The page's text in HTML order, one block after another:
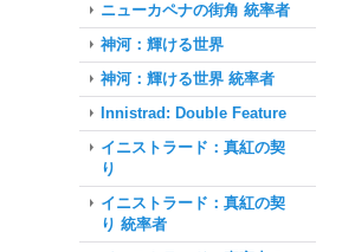
ニューカペナの街角 統率者
神河：輝ける世界
神河：輝ける世界 統率者
Innistrad: Double Feature
イニストラード：真紅の契
り
イニストラード：真紅の契
り 統率者